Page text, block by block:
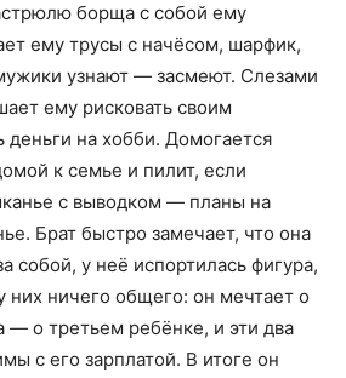
борща с собой ему
ему трусы с начёсом, шарфик,
узнают — засмеют. Слезами
ему рисковать своим
деньги на хобби. Домогается
к семье и пилит, если
с выводком — планы на
Брат быстро замечает, что она
собой, у неё испортилась фигура,
них ничего общего: он мечтает о
— о третьем ребёнке, и эти два
с его зарплатой. В итоге он